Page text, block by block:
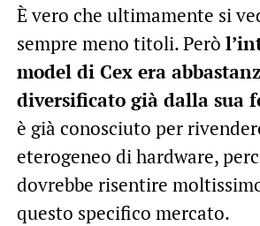
È vero che ultimamente si
sempre meno titoli. Però
model di Cex era
diversificato già dalla sua
è già conosciuto per
eterogeneo di hardware,
dovrebbe risentire
questo specifico mercato.